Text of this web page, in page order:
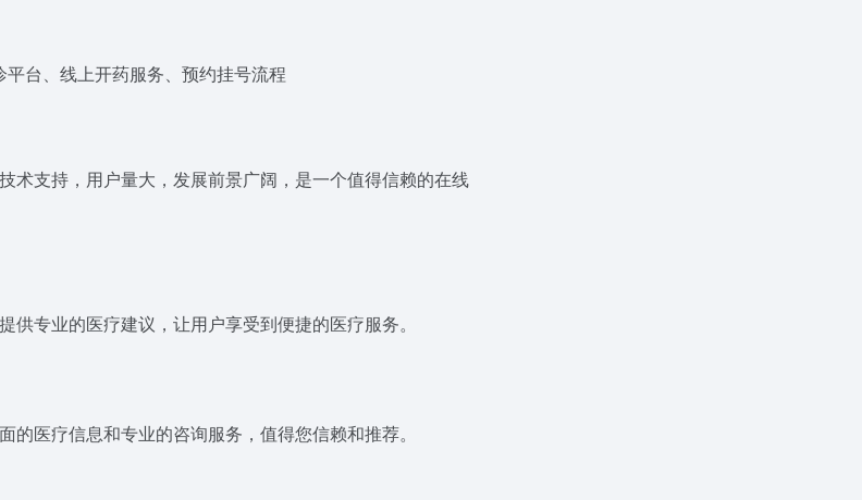
台、线上开药服务、预约挂号流程
术支持，用户量大，发展前景广阔，是一个值得信赖的在线
专业的医疗建议，让用户享受到便捷的医疗服务。
医疗信息和专业的咨询服务，值得您信赖和推荐。